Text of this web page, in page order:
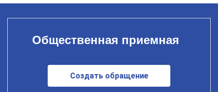
Общественная приемная
Создать обращение